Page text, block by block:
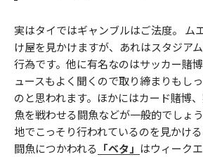
実はタイではギャンブルはご法度。 ム
け屋を見かけますが、あれはスタジア
行為です。他に有名なのはサッカー賭
ュースもよく聞くので取り締まりもし
のと思われます。ほかにはカード賭博、
魚を戦わせる闘魚などが一般的でしょ
地でこっそり行われているのを見かける
闘魚につかわれる 「ベタ」 はウィーク